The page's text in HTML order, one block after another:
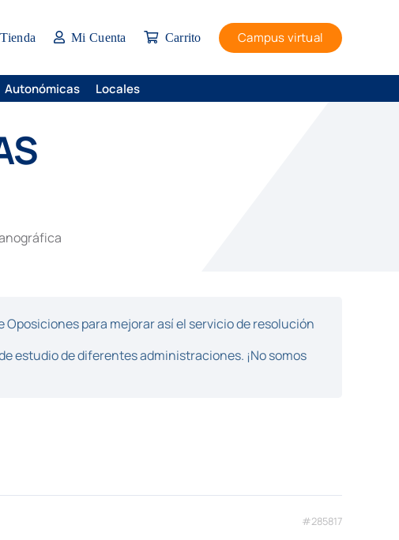
Tienda Mi Cuenta Carrito Campus virtual
Autonómicas Locales
Oposiciones para mejorar así el servicio de resolución
estudio de diferentes administraciones. ¡No somos
#285817